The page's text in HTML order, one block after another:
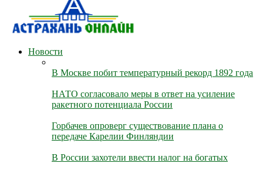
Новости
В Москве побит температурный рекорд 1892 года
НАТО согласовало меры в ответ на усиление
ракетного потенциала России
Горбачев опроверг существование плана о
передаче Карелии Финляндии
В России захотели ввести налог на богатых